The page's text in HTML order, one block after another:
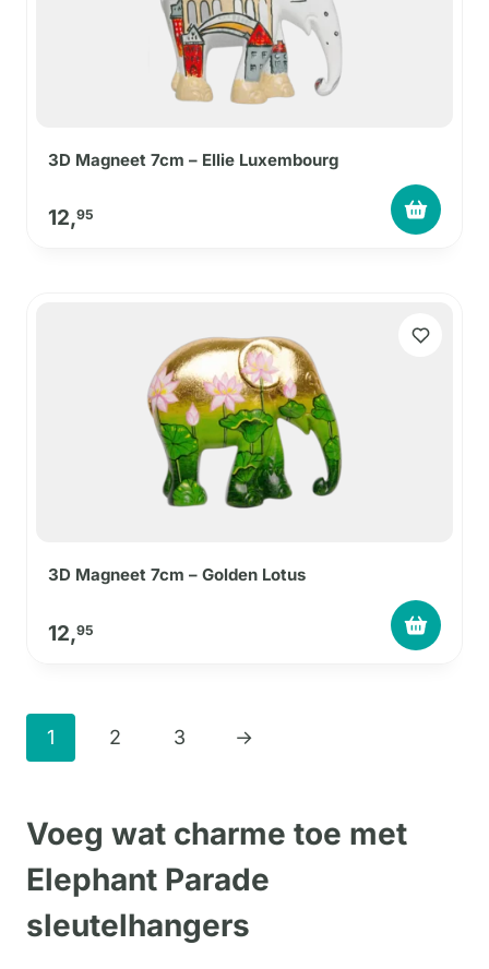
3D Magneet 7cm – Ellie Luxembourg
12,95
3D Magneet 7cm – Golden Lotus
12,95
1 2 3 →
Voeg wat charme toe met
Elephant Parade
sleutelhangers